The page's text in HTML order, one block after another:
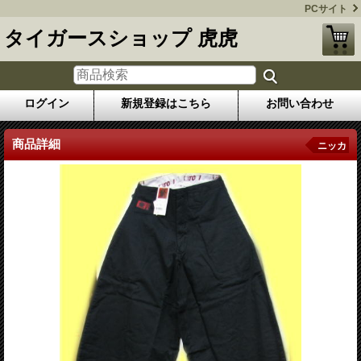
PCサイト
タイガースショップ 虎虎
ログイン 新規登録はこちら お問い合わせ
商品詳細 ニッカ